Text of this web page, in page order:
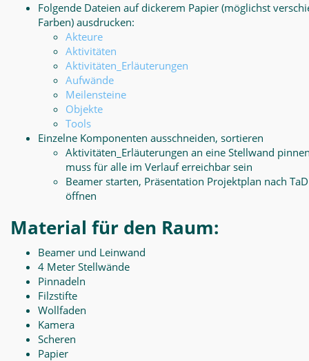
Folgende Dateien auf dickerem Papier (möglichst
Farben) ausdrucken:
Akteure
Aktivitäten
Aktivitäten_Erläuterungen
Aufwände
Meilensteine
Objekte
Tools
Einzelne Komponenten ausschneiden, sortieren
Aktivitäten_Erläuterungen an eine Stellwand
muss für alle im Verlauf erreichbar sein
Beamer starten, Präsentation Projektplan nach
öffnen
Material für den Raum:
Beamer und Leinwand
4 Meter Stellwände
Pinnadeln
Filzstifte
Wollfaden
Kamera
Scheren
Papier